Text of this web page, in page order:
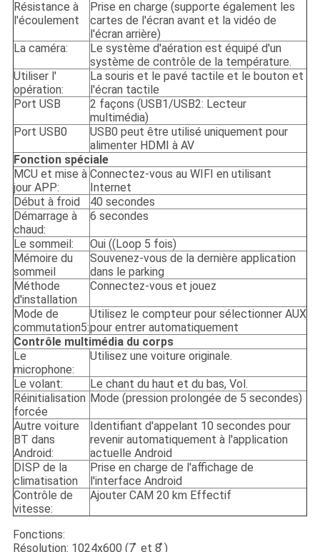
Résistance à
l'écoulement
Prise en charge (supporte également les
cartes de l'écran avant et la vidéo de
l'écran arrière)
La caméra:
Le système d'aération est équipé d'un
système de contrôle de la température.
Utiliser l'
opération:
La souris et le pavé tactile et le bouton et
l'écran tactile
Port USB
2 façons (USB1/USB2: Lecteur
multimédia)
Port USB0
USB0 peut être utilisé uniquement pour
alimenter HDMI à AV
Fonction spéciale
MCU et mise à
jour APP:
Connectez-vous au WIFI en utilisant
Internet
Début à froid
40 secondes
Démarrage à
chaud:
6 secondes
Le sommeil:
Oui ((Loop 5 fois)
Mémoire du
sommeil
Souvenez-vous de la dernière application
dans le parking
Méthode
d'installation
Connectez-vous et jouez
Mode de
commutation5:
Utilisez le compteur pour sélectionner AUX
pour entrer automatiquement
Contrôle multimédia du corps
Le
microphone:
Utilisez une voiture originale.
Le volant:
Le chant du haut et du bas, Vol.
Réinitialisation
forcée
Mode (pression prolongée de 5 secondes)
Autre voiture
BT dans
Android:
Identifiant d'appelant 10 secondes pour
revenir automatiquement à l'application
actuelle Android
DISP de la
climatisation
Prise en charge de l'affichage de
l'interface Android
Contrôle de
vitesse:
Ajouter CAM 20 km Effectif
Fonctions:
Résolution: 1024x600 (7 ̊ et 8 ̊)